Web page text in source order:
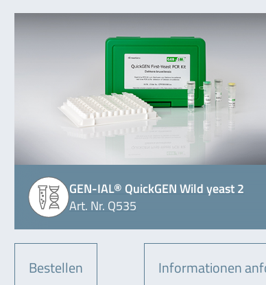
GEN-IAL® QuickGEN Wild yeast 2
Art. Nr. Q535
Bestellen Informationen